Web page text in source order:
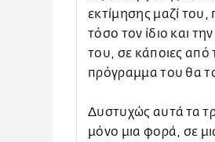
εκτίμησης μαζί
τόσο τον ίδιο και
του, σε κάποιες από
πρόγραμμα του θα
Δυστυχώς αυτά τα
μόνο μια φορά, σε